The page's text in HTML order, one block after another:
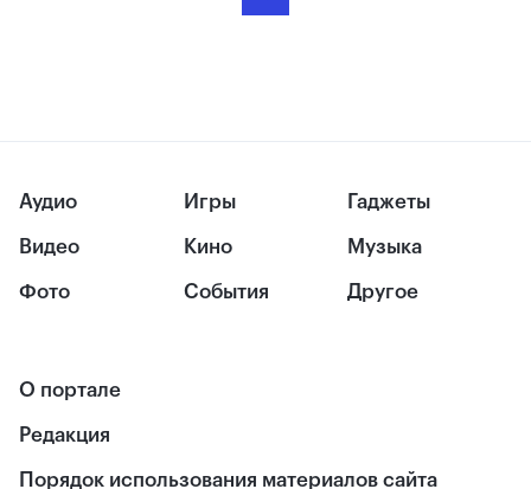
Аудио
Видео
Фото
Игры
Кино
События
Гаджеты
Музыка
Другое
О портале
Редакция
Порядок использования материалов сайта